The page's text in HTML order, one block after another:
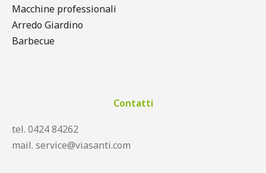
Macchine professionali
Arredo Giardino
Barbecue
Contatti
tel. 0424 84262
mail. service@viasanti.com